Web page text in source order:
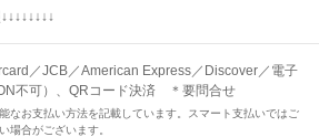
／JCB／American Express／Discover／電子
不可）、QRコード決済 ＊要問合せ
なお支払い方法を記載しています。スマート支払いではご
場合がございます。